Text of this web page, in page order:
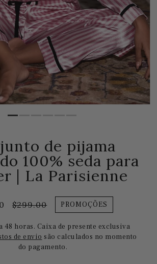
de pijama
100% seda para
| La Parisienne
$299.00 PROMOÇÕES
48 horas. Caixa de presente exclusiva
de envio são calculados no momento
do pagamento.